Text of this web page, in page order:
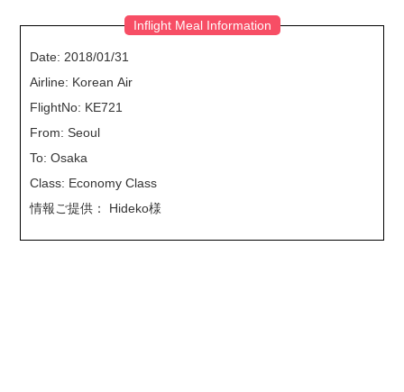
Inflight Meal Information
Date: 2018/01/31
Airline: Korean Air
FlightNo: KE721
From: Seoul
To: Osaka
Class: Economy Class
情報ご提供： Hideko様